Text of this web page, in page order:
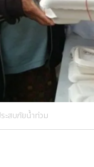
ะสบภัยน้ำท่วม